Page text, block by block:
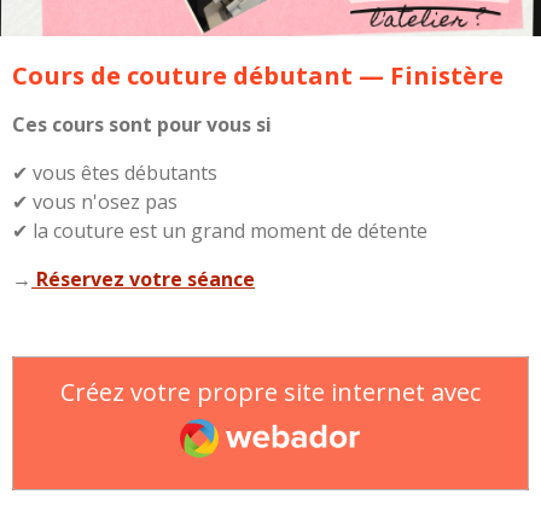
Cours de couture débutant — Finistère
Ces cours sont pour vous si
✔ vous êtes débutants
✔ vous n'osez pas
✔ la couture est un grand moment de détente
→ Réservez votre séance
Créez votre propre site internet avec
Webador